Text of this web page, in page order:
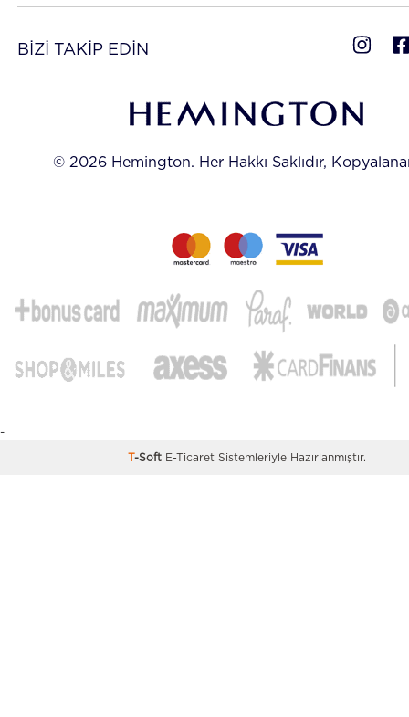
BİZİ TAKİP EDİN
© 2026 Hemington. Her Hakkı Saklıdır,
-
T-Soft E-TicaretSistemleriyle Hazırlanmıştır.